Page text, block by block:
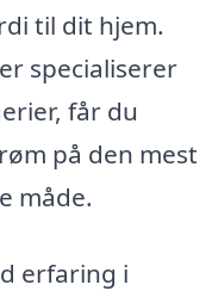
til dit hjem.
specialiserer
får du
på den mest
måde.
erfaring i